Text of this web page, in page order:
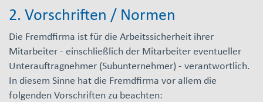
2. Vorschriften / Normen
Die Fremdfirma ist für die Arbeitssicherheit ihrer
Mitarbeiter - einschließlich der Mitarbeiter eventueller
Unterauftragnehmer (Subunternehmer) - verantwortlich.
In diesem Sinne hat die Fremdfirma vor allem die
folgenden Vorschriften zu beachten: